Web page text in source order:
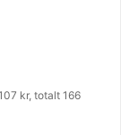
kr, totalt 166